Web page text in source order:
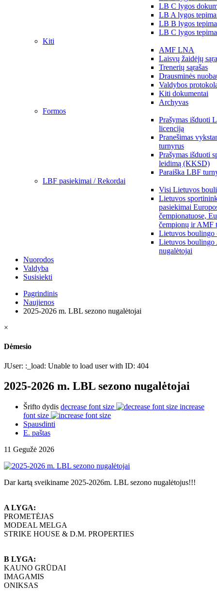
LB C lygos
LB A lygos
LB B lygos
LB C lygos
Kiti
AMF LNA
Laisvų žaidėjų
Trenerių sąrašas
Drausminės
Valdybos
Kiti dokumentai
Archyvas
Formos
Prašymas išduoti
licenciją
Pranešimas
turnyrus
Prašymas išduoti
leidimą (KKSD)
Paraiška LBF
LBF pasiekimai / Rekordai
Visi Lietuvos
Lietuvos
pasiekimai
čempionatuose,
čempionų ir AMF
Lietuvos boulingo
Lietuvos boulingo
nugalėtojai
Nuorodos
Valdyba
Susisiekti
Pagrindinis
Naujienos
2025-2026 m. LBL sezono nugalėtojai
×
Dėmesio
JUser: :_load: Unable to load user with ID: 404
2025-2026 m. LBL sezono nugalėtojai
Šrifto dydis decrease font size
increase
font size
Spausdinti
E. paštas
11 Gegužė 2026
Dar kartą sveikiname 2025-2026m. LBL sezono nugalėtojus!!!
A LYGA:
PROMETĖJAS
MODEAL MELGA
STRIKE HOUSE & D.M. PROPERTIES
B LYGA:
KAUNO GRŪDAI
IMAGAMIS
ONIKSAS